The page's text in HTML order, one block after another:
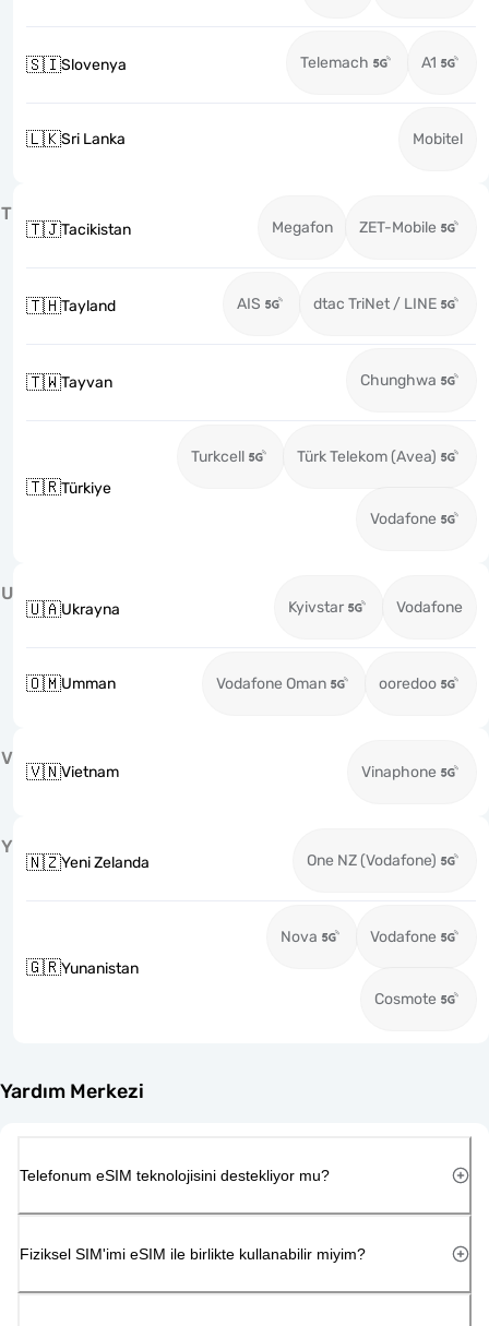
🇸🇮Slovenya Telemach A1
🇱🇰Sri Lanka Mobitel
T
🇹🇯Tacikistan Megafon ZET-Mobile
🇹🇭Tayland AIS dtac TriNet / LINE
🇹🇼Tayvan Chunghwa
🇹🇷Türkiye
Turkcell Türk Telekom (Avea)
Vodafone
U
🇺🇦Ukrayna Kyivstar Vodafone
🇴🇲Umman Vodafone Oman ooredoo
V
🇻🇳Vietnam Vinaphone
Y
🇳🇿Yeni Zelanda One NZ (Vodafone)
🇬🇷Yunanistan
Nova Vodafone
Cosmote
Yardım Merkezi
Telefonum eSIM teknolojisini destekliyor mu?
Fiziksel SIM'imi eSIM ile birlikte kullanabilir miyim?